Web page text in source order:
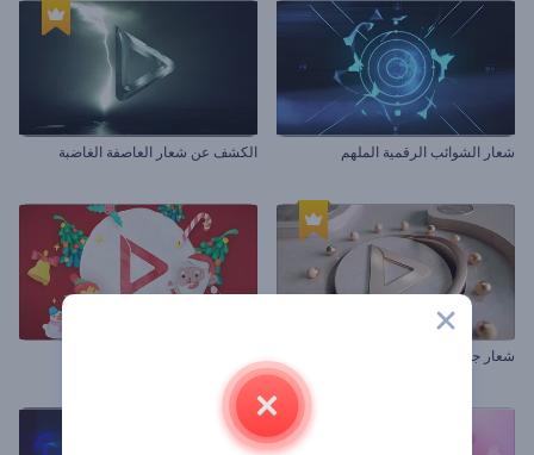
شعار الشوائب الرقمية الملهم الكشف عن شعار العاصفة الغاضبة
شعار جمال الرخام